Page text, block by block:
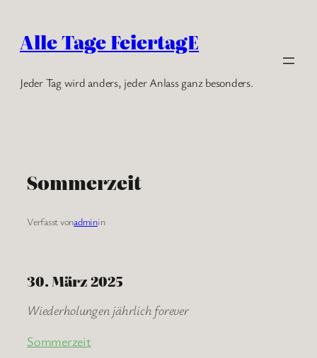
Inhalt
springen
Alle Tage FeiertagE
Jeder Tag wird anders, jeder Anlass ganz besonders.
Sommerzeit
Verfasst vonadminin
30. März 2025
Wiederholungen jährlich forever
Sommerzeit